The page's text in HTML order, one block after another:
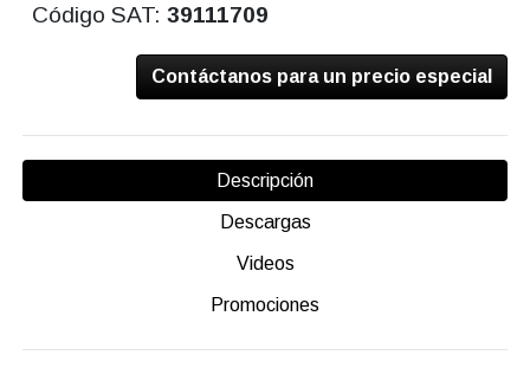
Código SAT:39111709
Contáctanos para un precio especial
Descripción
Descargas
Videos
Promociones